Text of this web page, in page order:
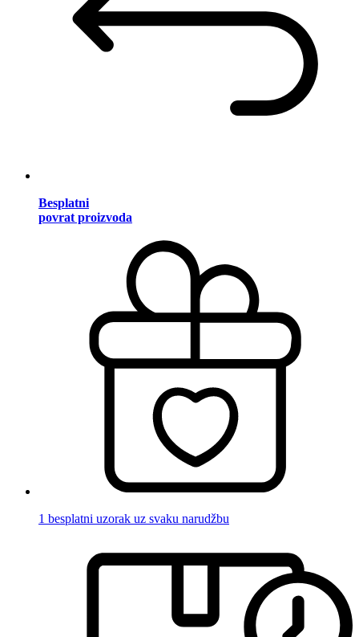
Besplatni
povrat proizvoda
1 besplatni uzorak uz svaku narudžbu